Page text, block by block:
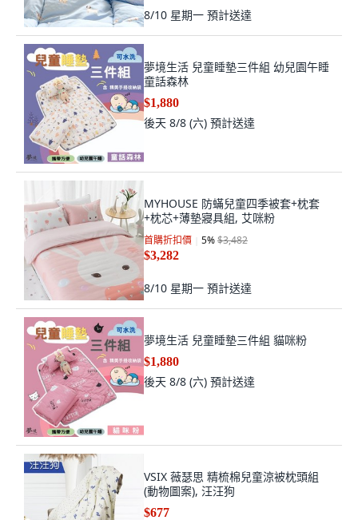
8/10 星期一 預計送達
夢境生活 兒童睡墊三件組 幼兒園午睡
童話森林
$1,880
後天 8/8 (六) 預計送達
MYHOUSE 防蟎兒童四季被套+枕套
+枕芯+薄墊寢具組, 艾咪粉
首購折扣價 5%$3,482
$3,282
8/10 星期一 預計送達
夢境生活 兒童睡墊三件組 貓咪粉
$1,880
後天 8/8 (六) 預計送達
VSIX 薇瑟思 精梳棉兒童涼被枕頭組
(動物圖案), 汪汪狗
$677